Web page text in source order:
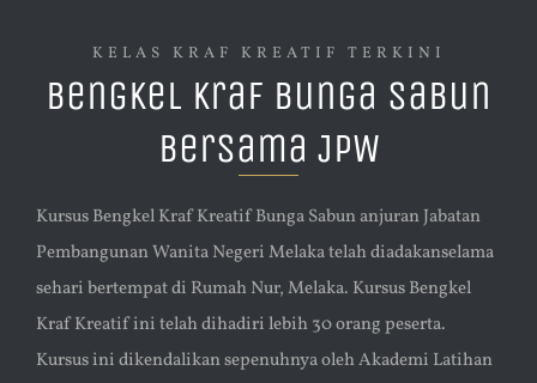
KELAS KRAF KREATIF TERKINI
Bengkel Kraf Bunga Sabun
Bersama JPW
Kursus Bengkel Kraf Kreatif Bunga Sabun anjuran Jabatan
Pembangunan Wanita Negeri Melaka telah diadakanselama
sehari bertempat di Rumah Nur, Melaka. Kursus Bengkel
Kraf Kreatif ini telah dihadiri lebih 30 orang peserta.
Kursus ini dikendalikan sepenuhnya oleh Akademi Latihan